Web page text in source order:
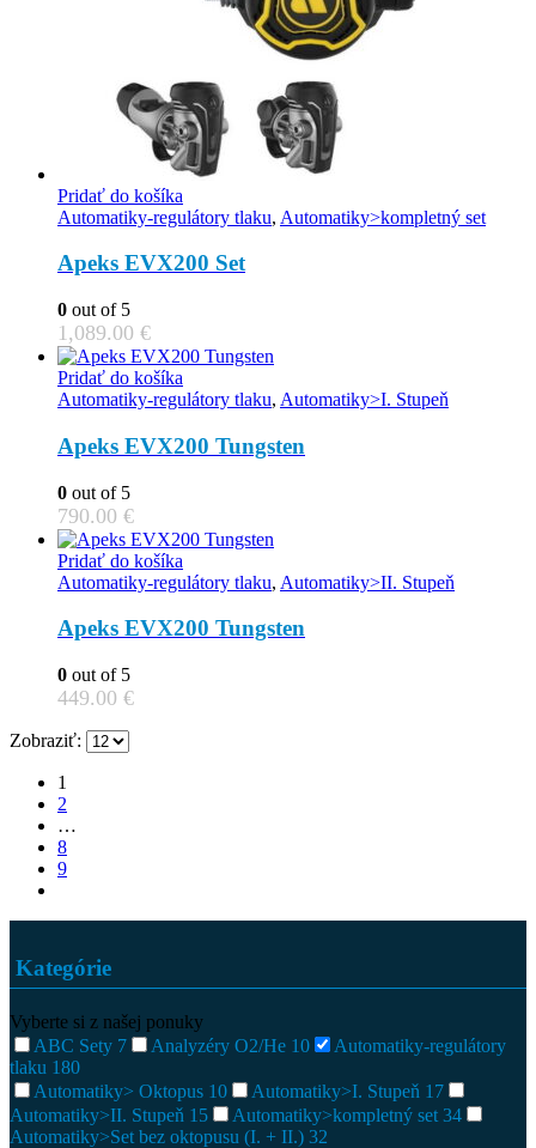
Pridať do košíka
Automatiky-regulátory tlaku, Automatiky>kompletný set
Apeks EVX200 Set
0 out of 5
1,089.00 €
Pridať do košíka
Automatiky-regulátory tlaku, Automatiky>I. Stupeň
Apeks EVX200 Tungsten
0 out of 5
790.00 €
Pridať do košíka
Automatiky-regulátory tlaku, Automatiky>II. Stupeň
Apeks EVX200 Tungsten
0 out of 5
449.00 €
Zobraziť:
1
2
…
8
9
Kategórie
Vyberte si z našej ponuky
ABC Sety 7 Analyzéry O2/He 10
Automatiky-regulátory
tlaku 180
Automatiky> Oktopus 10 Automatiky>I. Stupeň 17
Automatiky>II. Stupeň 15 Automatiky>kompletný set 34
Automatiky>Set bez oktopusu (I. + II.) 32